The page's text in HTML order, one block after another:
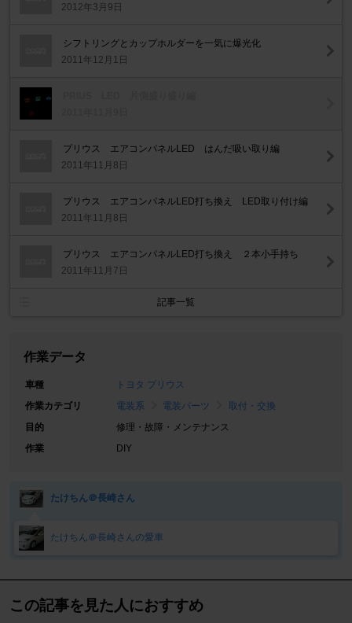
2012年3月9日
シフトリングとカップホルダーを一気に爆光化
2011年12月1日
プリウス エアコンパネルLED はんだ吸い取り編
2011年11月8日
プリウス エアコンパネルLED打ち換え LED取り付け編
2011年11月8日
プリウス エアコンパネルLED打ち換え ２本小手持ち
2011年11月7日
記事一覧
作業データ
車種
トヨタ プリウス
作業カテゴリ
電装系 電装パーツ
取付・交換
目的
修理・故障・メンテナンス
作業
DIY
たけちん＠長崎さん
たけちん＠長崎さんの愛車
この記事を見た人におすすめ